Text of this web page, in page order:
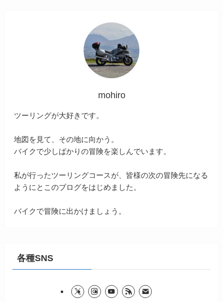
mohiro
ツーリングが大好きです。
地図を見て、その地に向かう。
バイクで少しばかりの冒険を楽しんでいます。
私が行ったツーリングコースが、皆様の次の冒険先になる
ようにとこのブログをはじめました。
バイクで冒険に出かけましょう。
各種SNS